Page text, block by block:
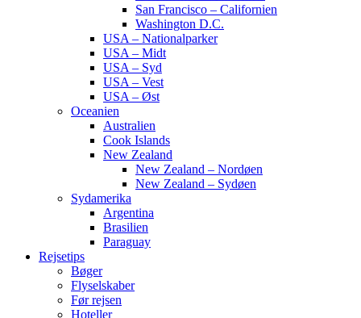
San Francisco – Californien
Washington D.C.
USA – Nationalparker
USA – Midt
USA – Syd
USA – Vest
USA – Øst
Oceanien
Australien
Cook Islands
New Zealand
New Zealand – Nordøen
New Zealand – Sydøen
Sydamerika
Argentina
Brasilien
Paraguay
Rejsetips
Bøger
Flyselskaber
Før rejsen
Hoteller